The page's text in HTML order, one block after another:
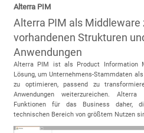
Alterra PIM
Alterra PIM als Middleware
vorhandenen Strukturen
Anwendungen
Alterra PIM ist als Product Information
Lösung, um Unternehmens-Stammdaten
zu optimieren, passend zu
Anwendungen weiterzureichen.
Funktionen für das Business daher,
technischen Bereich von größtem Nutzen